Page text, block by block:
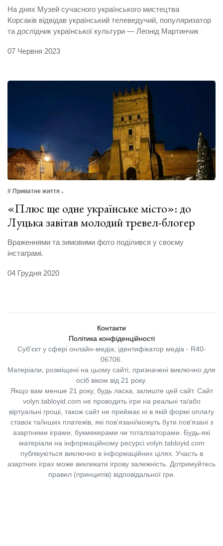
На днях Музей сучасного українського мистецтва
Корсаків відвідав український телеведучий, популяризатор
та дослідник української культури — Леонід Мартинчик
07 Червня 2023
# Приватне життя
«Плюс ще одне українське місто»: до
Луцька завітав молодий тревел-блогер
Враженнями та зимовими фото поділився у своєму
інстаграмі.
04 Грудня 2020
Контакти
Політика конфіденційності
Суб'єкт у сфері онлайн-медіа; ідентифікатор медіа - R40-
06706.
Матеріали, розміщені на цьому сайті, призначені виключно для
осіб віком від 21 року.
Якщо вам менше 21 року, будь ласка, залиште цей сайт. Сайт
volyn.tabloyid.com не проводить ігри на реальні та/або
віртуальні гроші, також сайт не приймає ні в якій формі оплату
ставок та/інших платежів, які пов’язані/можуть бути пов’язані з
азартними іграми, букмекерами чи тоталізаторами. Будь-які
матеріали на інформаційному ресурсі volyn.tabloyid.com
публікуються виключно в інформаційних цілях. Участь в
азартних іграх може викликати ігрову залежність. Дотримуйтесь
правил (принципів) відповідальної гри.